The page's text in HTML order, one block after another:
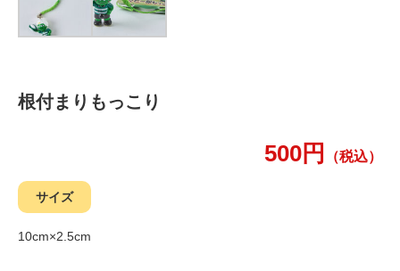
根付まりもっこり
500円 （税込）
サイズ
10cm×2.5cm